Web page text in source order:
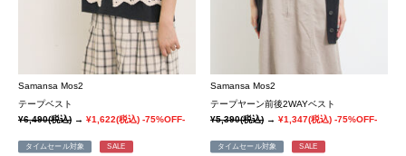
Samansa Mos2
テープベスト
¥6,490(税込) → ¥1,622(税込) -75%OFF-
Samansa Mos2
テープヤーン前後2WAYベスト
¥5,390(税込)→¥1,347(税込) -75%OFF-
タイムセール対象 SALE タイムセール対象 SALE